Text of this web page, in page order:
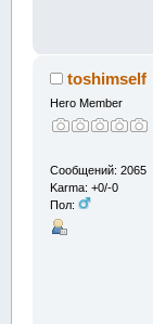
toshimself
Hero Member
Сообщений: 2065
Karma: +0/-0
Пол: